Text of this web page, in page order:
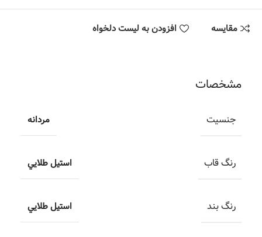
مقایسه افزودن به لیست دلخواه
مشخصات
جنسیت مردانه
رنگ قاب استيل طلايي
رنگ بند استيل طلايي